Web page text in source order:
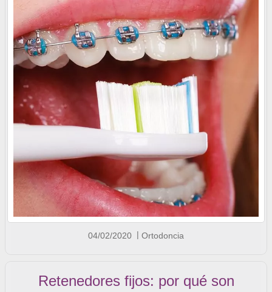
04/02/2020 Ortodoncia
Retenedores fijos: por qué son